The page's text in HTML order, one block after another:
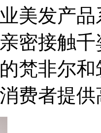
美发产
密接触
梵非尔
费者提